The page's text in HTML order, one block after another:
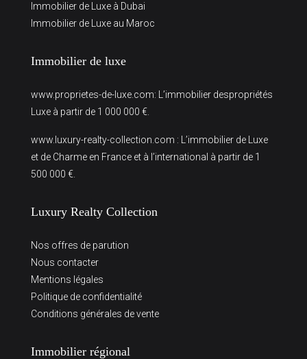
Immobilier de Luxe à Dubai
Immobilier de Luxe au Maroc
Immobilier de luxe
www.proprietes-de-luxe.com: L’immobilier despropriétés
Luxe à partir de 1 000 000 €.
www.luxury-realty-collection.com : L’immobilier de Luxe
et de Charme en France et à l’international à partir de 1
500 000 €.
Luxury Realty Collection
Nos offres de parution
Nous contacter
Mentions légales
Politique de confidentialité
Conditions générales de vente
Immobilier régional